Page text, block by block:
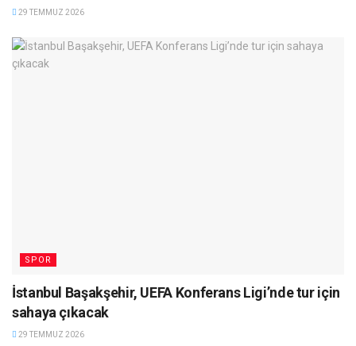
29 TEMMUZ 2026
SPOR
İstanbul Başakşehir, UEFA Konferans Ligi’nde tur için
sahaya çıkacak
29 TEMMUZ 2026